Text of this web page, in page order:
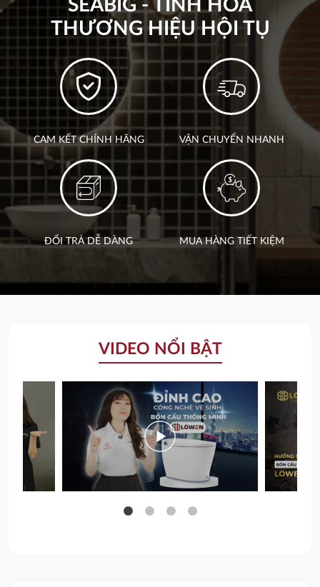
SEABIG - TINH HOA
THƯƠNG HIỆU HỘI TỤ
CAM KẾT CHÍNH HÃNG VẬN CHUYỂN NHANH
ĐỔI TRẢ DỄ DÀNG MUA HÀNG TIẾT KIỆM
VIDEO NỔI BẬT